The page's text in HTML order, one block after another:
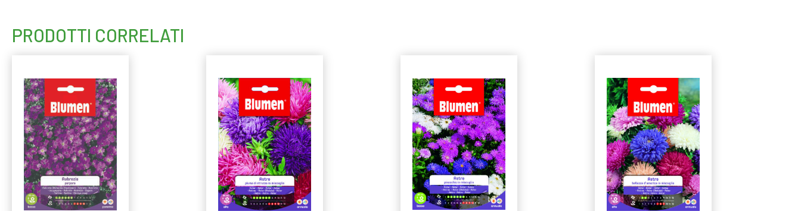
PRODOTTI CORRELATI